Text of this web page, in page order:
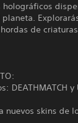
de
y
nuevos skins de